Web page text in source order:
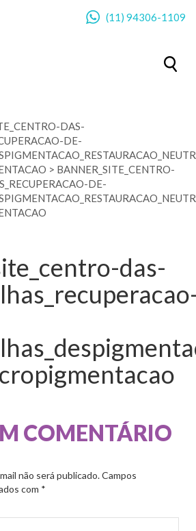
(11) 94306-1109
DAS-
DE-
> BANNER_SITE_CENTRO-
DE-
das-
COMENTÁRIO
não será publicado. Campos
com *